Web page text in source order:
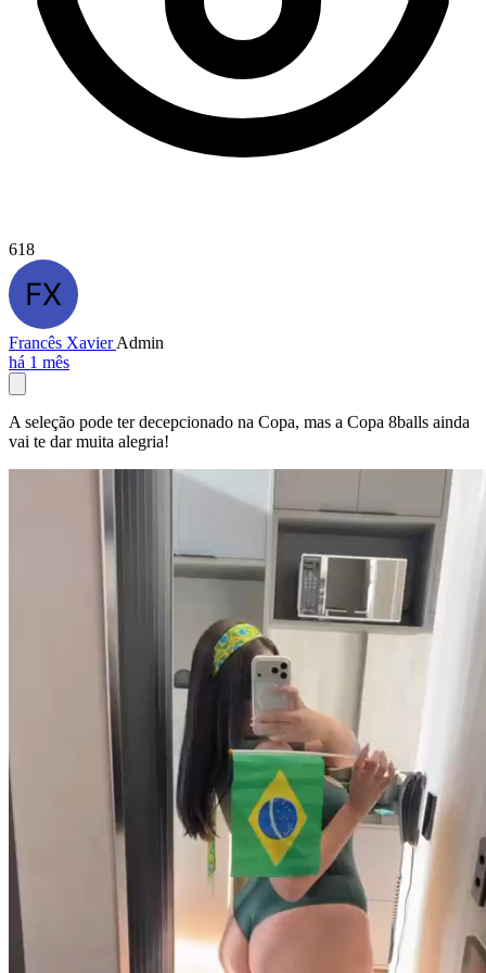
618
Francês XavierAdmin
há 1 mês
A seleção pode ter decepcionado na Copa, mas a Copa 8balls ainda
vai te dar muita alegria!